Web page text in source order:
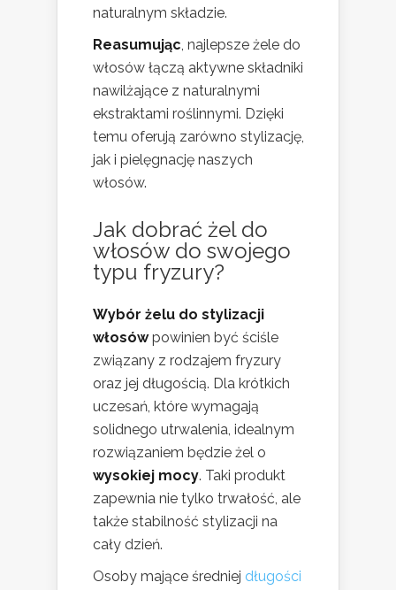
naturalnym składzie.
Reasumując, najlepsze żele do
włosów łączą aktywne składniki
nawilżające z naturalnymi
ekstraktami roślinnymi. Dzięki
temu oferują zarówno stylizację,
jak i pielęgnację naszych
włosów.
Jak dobrać żel do
włosów do swojego
typu fryzury?
Wybór żelu do stylizacji
włosówpowinien być ściśle
związany z rodzajem fryzury
oraz jej długością. Dla krótkich
uczesań, które wymagają
solidnego utrwalenia, idealnym
rozwiązaniem będzie żel o
wysokiej mocy. Taki produkt
zapewnia nie tylko trwałość, ale
także stabilność stylizacji na
cały dzień.
Osoby mające średniej długości